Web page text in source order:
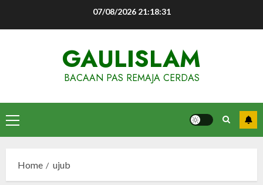
07/08/2026 21:18:32
GAULISLAM
BACAAN PAS REMAJA CERDAS
Primary
Menu
Home ujub